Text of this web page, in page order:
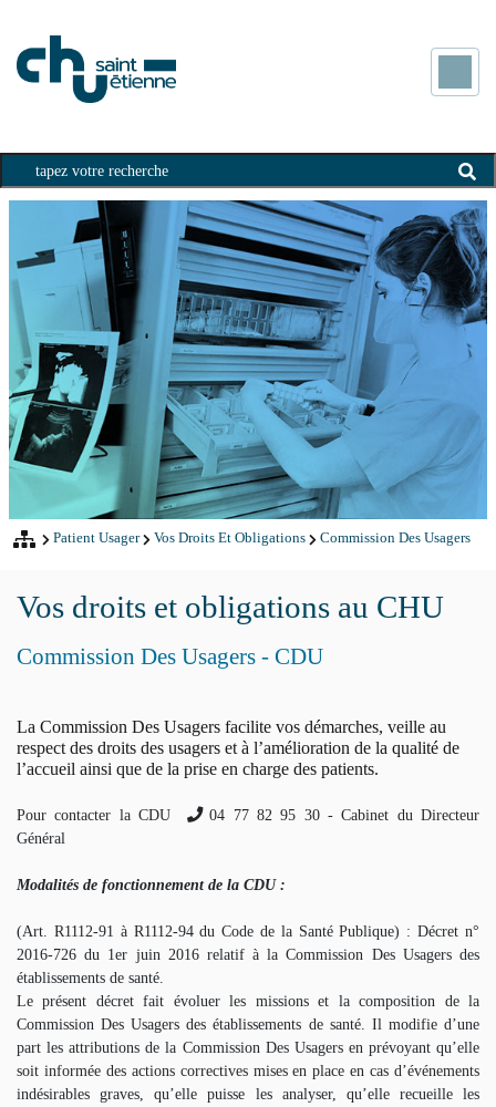
Patient Usager Vos Droits Et Obligations Commission Des Usagers
Vos droits et obligations au CHU
Commission Des Usagers - CDU
La Commission Des Usagers facilite vos démarches, veille au
respect des droits des usagers et à l’amélioration de la qualité de
l’accueil ainsi que de la prise en charge des patients.
Pour contacter la CDU 04 77 82 95 30- Cabinet du Directeur
Général
Modalités de fonctionnement de la CDU :
(Art. R1112-91 à R1112-94 du Code de la Santé Publique) : Décret n°
2016-726 du 1er juin 2016 relatif à la Commission Des Usagers des
établissements de santé.
Le présent décret fait évoluer les missions et la composition de la
Commission Des Usagers des établissements de santé. Il modifie d’une
part les attributions de la Commission Des Usagers en prévoyant qu’elle
soit informée des actions correctives mises en place en cas d’événements
indésirables graves, qu’elle puisse les analyser, qu’elle recueille les